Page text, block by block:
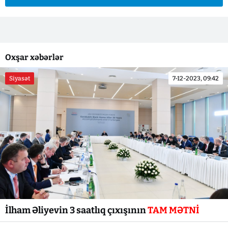
Oxşar xəbərlər
Siyasət 7-12-2023, 09:42
İlham Əliyevin 3 saatlıq çıxışınınTAM MƏTNİ